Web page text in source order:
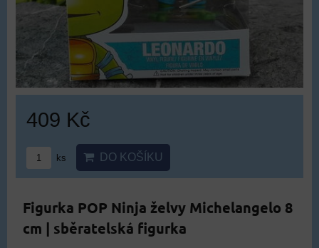
409 Kč
ks DO KOŠÍKU
Figurka POP Ninja želvy Michelangelo 8
cm | sběratelská figurka